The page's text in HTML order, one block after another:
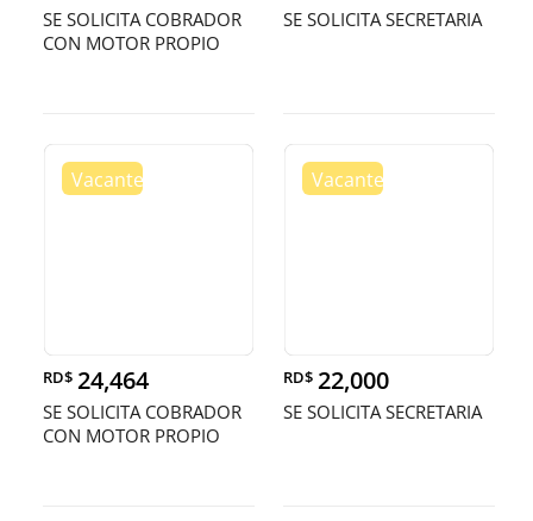
SE SOLICITA COBRADOR
CON MOTOR PROPIO
SE SOLICITA SECRETARIA
RD$ 24,464
SE SOLICITA COBRADOR
CON MOTOR PROPIO
RD$ 22,000
SE SOLICITA SECRETARIA